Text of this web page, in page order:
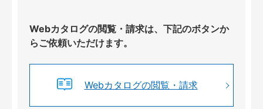
Webカタログの閲覧・請求は、下記のボタンか
らご依頼いただけます。
Webカタログの閲覧・請求